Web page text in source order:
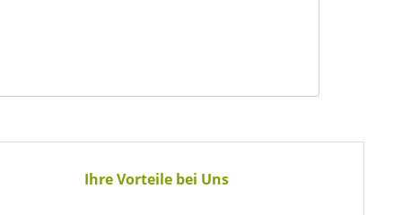
Ihre Vorteile bei Uns